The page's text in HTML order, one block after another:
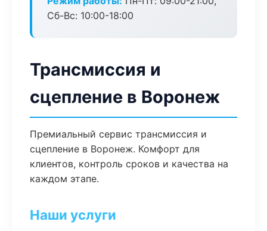
Сб-Вс: 10:00-18:00
Трансмиссия и
сцепление в Воронеж
Премиальный сервис трансмиссия и
сцепление в Воронеж. Комфорт для
клиентов, контроль сроков и качества на
каждом этапе.
Наши услуги